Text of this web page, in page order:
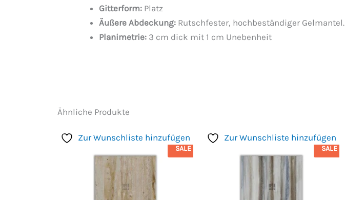
Gitterform: Platz
Äußere Abdeckung: Rutschfester, hochbeständiger Gelmantel.
Planimetrie: 3 cm dick mit 1 cm Unebenheit
Ähnliche Produkte
Zur Wunschliste hinzufügen
SALE
Zur Wunschliste hinzufügen
SALE